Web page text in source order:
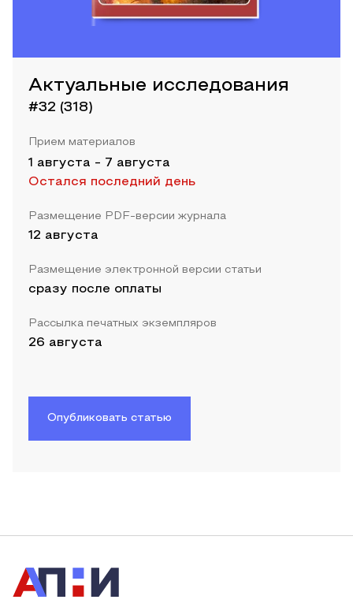
Актуальные исследования
#32 (318)
Прием материалов
1 августа - 7 августа
Остался последний день
Размещение PDF-версии журнала
12 августа
Размещение электронной версии статьи
сразу после оплаты
Рассылка печатных экземпляров
26 августа
Опубликовать статью